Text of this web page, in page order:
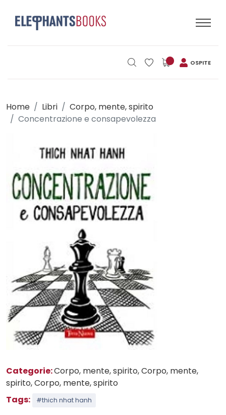
OSPITE
Home Libri
Corpo, mente, spirito
Concentrazione e consapevolezza
Categorie:Corpo, mente, spirito, Corpo, mente,
spirito, Corpo, mente, spirito
Tags:
#thich nhat hanh